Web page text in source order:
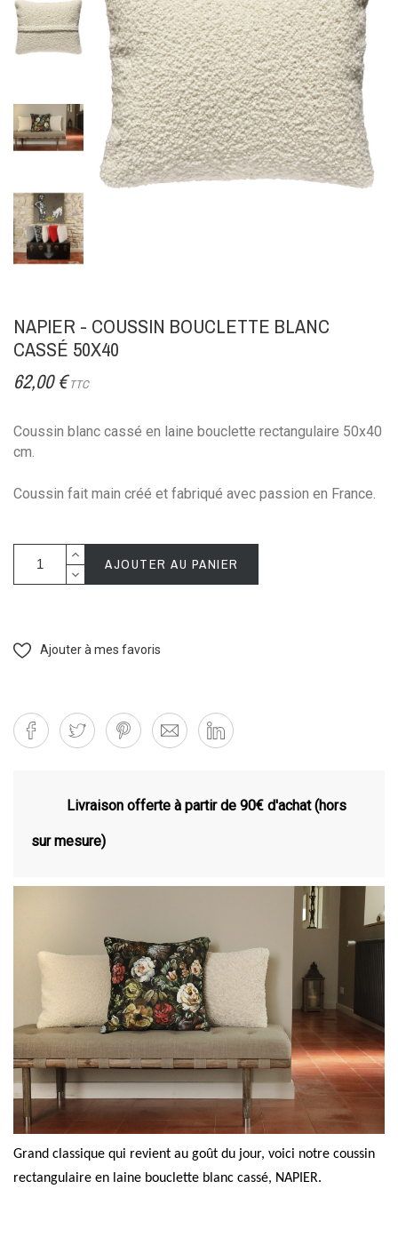
NAPIER - COUSSIN BOUCLETTE BLANC
CASSÉ 50X40
62,00 € TTC
Coussin blanc cassé en laine bouclette rectangulaire 50x40
cm.
Coussin fait main créé et fabriqué avec passion en France.
AJOUTER AU PANIER
Ajouter à mes favoris
Livraison offerte à partir de 90€ d'achat (hors
sur mesure)
Grand classique qui revient au goût du jour, voici notre coussin
rectangulaire en laine bouclette blanc cassé, NAPIER.